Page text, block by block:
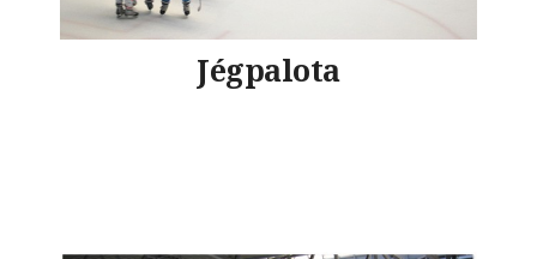
Jégpalota